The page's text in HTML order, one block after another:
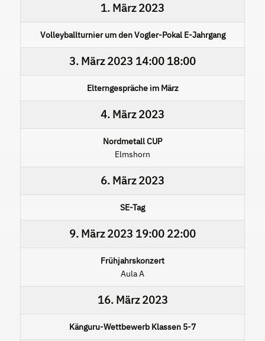
1. März 2023
Volleyballturnier um den Vogler-Pokal E-Jahrgang
3. März 2023 14:00 18:00
Elterngespräche im März
4. März 2023
Nordmetall CUP
Elmshorn
6. März 2023
SE-Tag
9. März 2023 19:00 22:00
Frühjahrskonzert
Aula A
16. März 2023
Känguru-Wettbewerb Klassen 5-7